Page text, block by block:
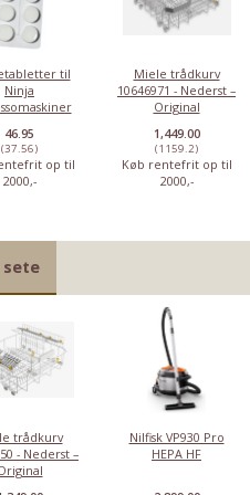
til
Ninja
46.95
(37.56)
op til
2000,-
Miele trådkurv
10646971 - Nederst –
Original
1,449.00
(1159.2)
Køb rentefrit op til
2000,-
sete
trådkurv
- Nederst –
Nilfisk VP930 Pro
HEPA HF